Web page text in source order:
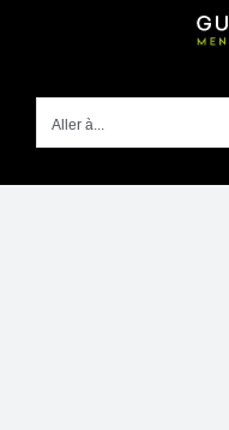
Aller à...